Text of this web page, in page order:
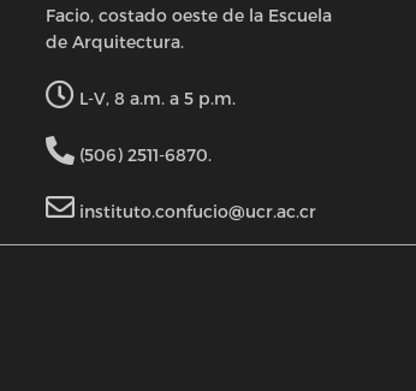
Facio, costado oeste de la Escuela
de Arquitectura.
L-V, 8 a.m. a 5 p.m.
(506) 2511-6870.
instituto.confucio@ucr.ac.cr